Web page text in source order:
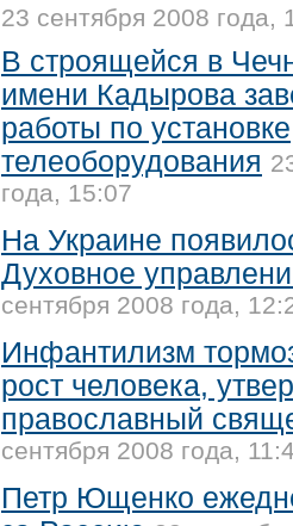
23 сентября 2008 года,
В строящейся в
имени Кадырова
работы по установке
телеоборудования
года, 15:07
На Украине
Духовное
сентября 2008 года,
Инфантилизм
рост человека,
православный
сентября 2008 года,
Петр Ющенко